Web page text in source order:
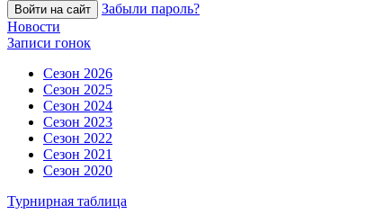
Войти на сайт
Забыли пароль?
Новости
Записи гонок
Сезон 2026
Сезон 2025
Сезон 2024
Сезон 2023
Сезон 2022
Сезон 2021
Сезон 2020
Турнирная таблица